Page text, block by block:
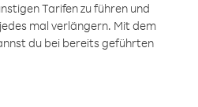
Tarifen zu führen und
mal verlängern. Mit dem
du bei bereits geführten